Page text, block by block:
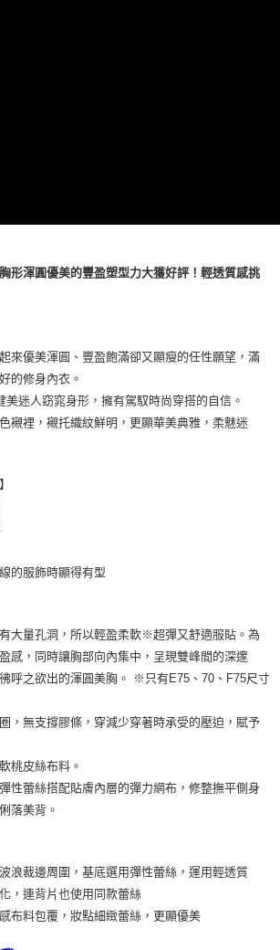
形渾圓優美的豐盈塑型力大獲好評！輕透質感挑
來優美渾圓、豐盈飽滿卻又顯瘦的任性願望，滿
的修身內衣。
美迷人窈窕身形，擁有駕馭時尚穿搭的自信。
襯裡，襯托織紋鮮明，更顯華美典雅，柔魅迷
的服飾時顯得有型
大量孔洞，所以輕盈柔軟※超彈又舒適服貼。為
感，同時讓胸部向內集中，呈現雙峰間的深邃
呼之欲出的渾圓美胸。 ※只有E75、70、F75尺寸
，無支撐膠條，穿減少穿著時承受的壓迫，賦予
桃皮絲布料。
性蕾絲搭配貼膚內層的彈力網布，修整撫平側身
落美背。
浪裁邊周圍，基底選用彈性蕾絲，運用輕透質
，連背片也使用同款蕾絲
布料包覆，妝點細緻蕾絲，更顯優美